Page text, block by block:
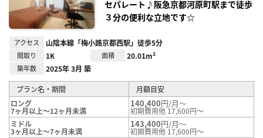
セパレート♪阪急京都河原町駅まで徒歩
３分の便利な立地です☆
アクセス 山陰本線「梅小路京都西駅」徒歩5分
間取り 1K 面積 20.01m²
築年数 2025年 3月 築
プラン名・期間
月額目安
ロング
7ヶ月以上～12ヶ月未満
140,400円/月～
初期費用他 17,600円～
ミドル
3ヶ月以上～7ヶ月未満
143,400円/月～
初期費用他 17,600円～